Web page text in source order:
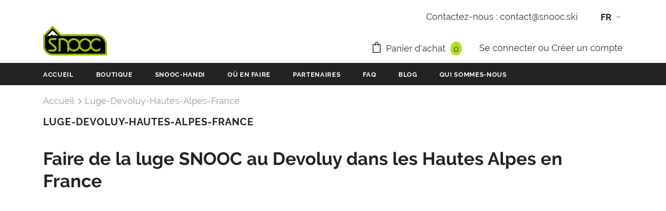
Contactez-nous : contact@snooc.ski FR
Panier d'achat 0 Se connecter ou Créer un compte
ACCUEIL BOUTIQUE SNOOC-HANDI OÙ EN FAIRE PARTENAIRES FAQ BLOG QUI SOMMES-NOUS
Accueil Luge-Devoluy-Hautes-Alpes-France
LUGE-DEVOLUY-HAUTES-ALPES-FRANCE
Faire de la luge SNOOC au Devoluy dans les Hautes Alpes en
France